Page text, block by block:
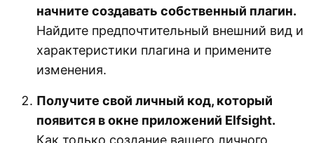
начните создавать собственный плагин.
Найдите предпочтительный внешний вид и
характеристики плагина и примените
изменения.
Получите свой личный код, который
появится в окне приложений Elfsight.